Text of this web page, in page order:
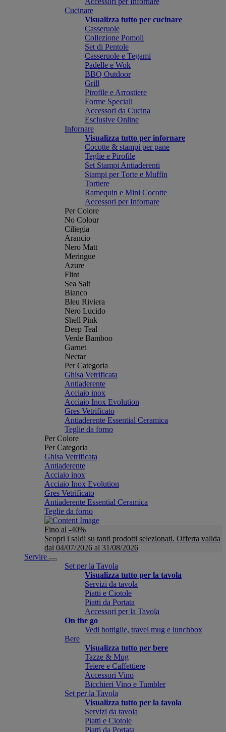
Cucinare
Visualizza tutto per cucinare
Casseruole
Collezione Pomoli
Set di Pentole
Casseruole e Tegami
Padelle e Wok
BBQ Outdoor
Grill
Pirofile e Arrostiere
Forme Speciali
Accessori da Cucina
Esclusive Online
Infornare
Visualizza tutto per infornare
Cocotte & stampi per pane
Teglie e Pirofile
Set Stampi Antiaderenti
Stampi per Torte e Muffin
Tortiere
Ramequin e Mini Cocotte
Accessori per Infornare
Per Colore
No Colour
Ciliegia
Arancio
Nero Matt
Meringue
Azure
Flint
Sea Salt
Bianco
Bleu Riviera
Nero Lucido
Shell Pink
Deep Teal
Verde Bamboo
Garnet
Nectar
Per Categoria
Ghisa Vetrificata
Antiaderente
Acciaio inox
Acciaio Inox Evolution
Gres Vetrificato
Antiaderente Essential Ceramica
Teglie da forno
Per Colore
Per Categoria
Ghisa Vetrificata
Antiaderente
Acciaio inox
Acciaio Inox Evolution
Gres Vetrificato
Antiaderente Essential Ceramica
Teglie da forno
Fino al -40%
Scopri i saldi su tanti prodotti selezionati. Offerta valida
dal 04/07/2026 al 31/08/2026
Servire
Set per la Tavola
Visualizza tutto per la tavola
Servizi da tavola
Piatti e Ciotole
Piatti da Portata
Accessori per la Tavola
On the go
Vedi bottiglie, travel mug e lunchbox
Bere
Visualizza tutto per bere
Tazze & Mug
Teiere e Caffettiere
Accessori Vino
Bicchieri Vino e Tumbler
Set per la Tavola
Visualizza tutto per la tavola
Servizi da tavola
Piatti e Ciotole
Piatti da Portata